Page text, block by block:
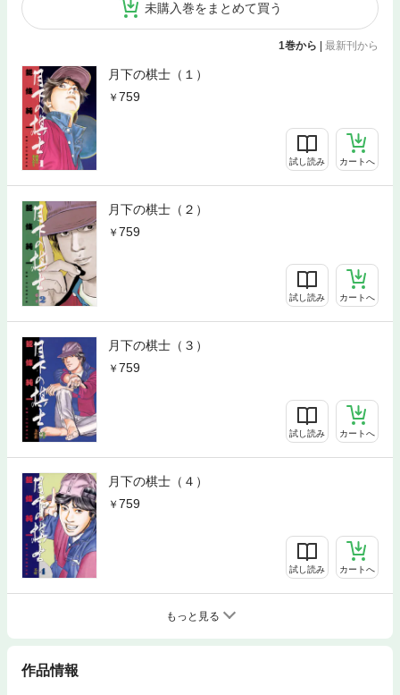
未購入巻をまとめて買う
1巻から | 最新刊から
月下の棋士（１）
759
試し読み カートへ
月下の棋士（２）
759
試し読み カートへ
月下の棋士（３）
759
試し読み カートへ
月下の棋士（４）
759
試し読み カートへ
もっと見る
作品情報